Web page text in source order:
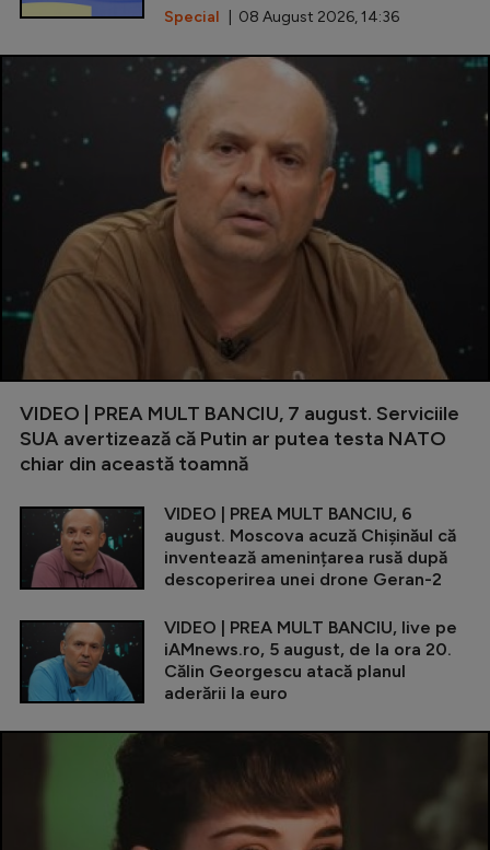
Special | 08 August 2026, 14:36
VIDEO | PREA MULT BANCIU, 7 august. Serviciile
SUA avertizează că Putin ar putea testa NATO
chiar din această toamnă
VIDEO | PREA MULT BANCIU, 6
august. Moscova acuză Chișinăul că
inventează amenințarea rusă după
descoperirea unei drone Geran-2
VIDEO | PREA MULT BANCIU, live pe
iAMnews.ro, 5 august, de la ora 20.
Călin Georgescu atacă planul
aderării la euro